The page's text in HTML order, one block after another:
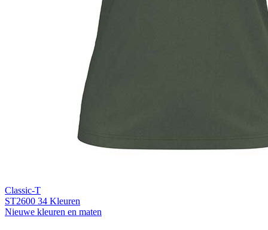
Classic-T
ST2600 34 Kleuren
Nieuwe kleuren en maten